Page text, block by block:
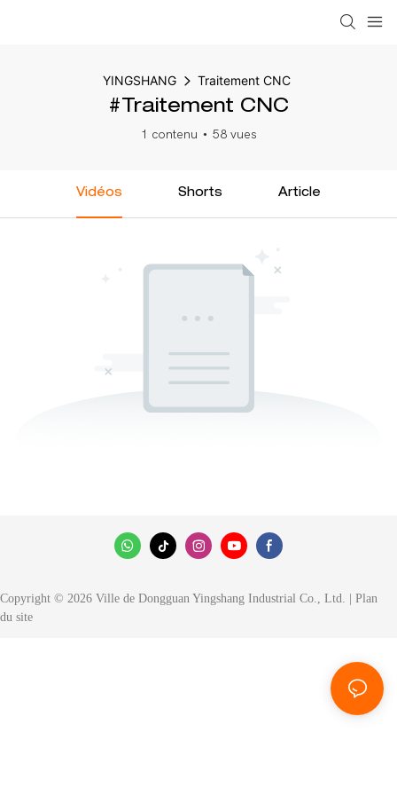
YINGSHANG Traitement CNC
#Traitement CNC
1 contenu 58 vues
Vidéos Shorts Article
Copyright © 2026 Ville de Dongguan Yingshang Industrial Co., Ltd. | Plan
du site